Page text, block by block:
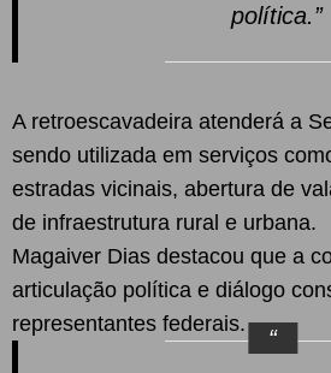
política.”
A retroescavadeira atenderá a
sendo utilizada em serviços
estradas vicinais, abertura de
de infraestrutura rural e urbana.
Magaiver Dias destacou que a
articulação política e diálogo
representantes federais.